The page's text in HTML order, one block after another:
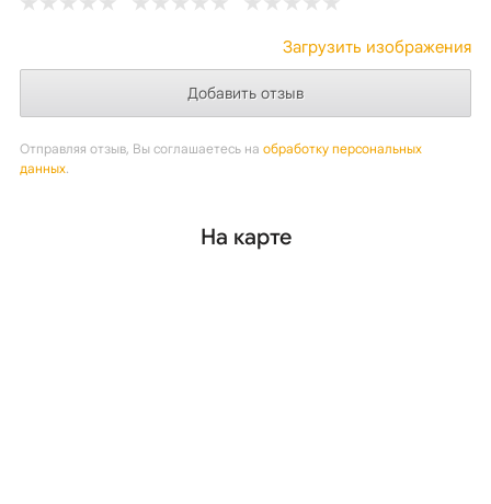
Загрузить изображения
Отправляя отзыв, Вы соглашаетесь на обработку персональных
данных.
На карте